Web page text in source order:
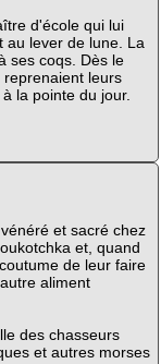
d'école qui lui
au lever de lune. La
ses coqs. Dès le
leurs
la pointe du jour.
et sacré chez
et, quand
de leur faire
aliment
des chasseurs
et autres morses